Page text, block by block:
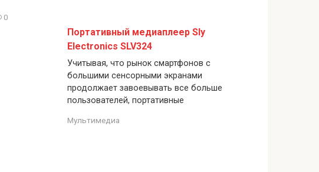
0
Портативный медиаплеер Sly
Electronics SLV324
Учитывая, что рынок смартфонов с
большими сенсорными экранами
продолжает завоевывать все больше
пользователей, портативные
Мультимедиа